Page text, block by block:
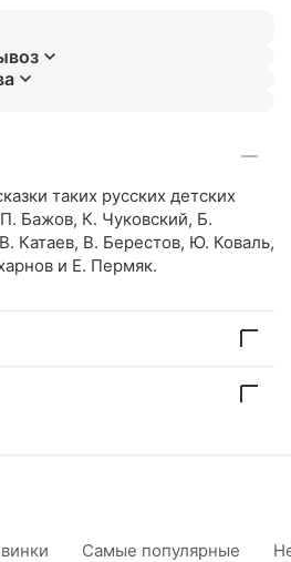
таких русских детских
Бажов, К. Чуковский, Б.
Катаев, В. Берестов, Ю. Коваль,
и Е. Пермяк.
Самые популярные